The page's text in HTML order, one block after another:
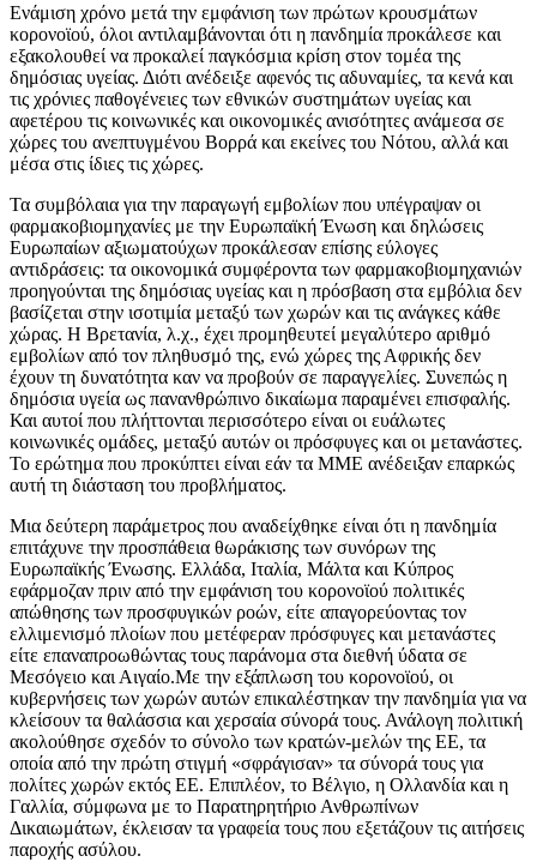
Ενάμιση χρόνο μετά την εμφάνιση των πρώτων κρουσμάτων
κορονοϊού, όλοι αντιλαμβάνονται ότι η πανδημία προκάλεσε και
εξακολουθεί να προκαλεί παγκόσμια κρίση στον τομέα της
δημόσιας υγείας. Διότι ανέδειξε αφενός τις αδυναμίες, τα κενά και
τις χρόνιες παθογένειες των εθνικών συστημάτων υγείας και
αφετέρου τις κοινωνικές και οικονομικές ανισότητες ανάμεσα σε
χώρες του ανεπτυγμένου Βορρά και εκείνες του Νότου, αλλά και
μέσα στις ίδιες τις χώρες.
Τα συμβόλαια για την παραγωγή εμβολίων που υπέγραψαν οι
φαρμακοβιομηχανίες με την Ευρωπαϊκή Ένωση και δηλώσεις
Ευρωπαίων αξιωματούχων προκάλεσαν επίσης εύλογες
αντιδράσεις: τα οικονομικά συμφέροντα των φαρμακοβιομηχανιών
προηγούνται της δημόσιας υγείας και η πρόσβαση στα εμβόλια δεν
βασίζεται στην ισοτιμία μεταξύ των χωρών και τις ανάγκες κάθε
χώρας. Η Βρετανία, λ.χ., έχει προμηθευτεί μεγαλύτερο αριθμό
εμβολίων από τον πληθυσμό της, ενώ χώρες της Αφρικής δεν
έχουν τη δυνατότητα καν να προβούν σε παραγγελίες. Συνεπώς η
δημόσια υγεία ως πανανθρώπινο δικαίωμα παραμένει επισφαλής.
Και αυτοί που πλήττονται περισσότερο είναι οι ευάλωτες
κοινωνικές ομάδες, μεταξύ αυτών οι πρόσφυγες και οι μετανάστες.
Το ερώτημα που προκύπτει είναι εάν τα ΜΜΕ ανέδειξαν επαρκώς
αυτή τη διάσταση του προβλήματος.
Μια δεύτερη παράμετρος που αναδείχθηκε είναι ότι η πανδημία
επιτάχυνε την προσπάθεια θωράκισης των συνόρων της
Ευρωπαϊκής Ένωσης. Ελλάδα, Ιταλία, Μάλτα και Κύπρος
εφάρμοζαν πριν από την εμφάνιση του κορονοϊού πολιτικές
απώθησης των προσφυγικών ροών, είτε απαγορεύοντας τον
ελλιμενισμό πλοίων που μετέφεραν πρόσφυγες και μετανάστες
είτε επαναπροωθώντας τους παράνομα στα διεθνή ύδατα σε
Μεσόγειο και Αιγαίο.Με την εξάπλωση του κορονοϊού, οι
κυβερνήσεις των χωρών αυτών επικαλέστηκαν την πανδημία για να
κλείσουν τα θαλάσσια και χερσαία σύνορά τους. Ανάλογη πολιτική
ακολούθησε σχεδόν το σύνολο των κρατών-μελών της ΕΕ, τα
οποία από την πρώτη στιγμή «σφράγισαν» τα σύνορά τους για
πολίτες χωρών εκτός ΕΕ. Επιπλέον, το Βέλγιο, η Ολλανδία και η
Γαλλία, σύμφωνα με το Παρατηρητήριο Ανθρωπίνων
Δικαιωμάτων, έκλεισαν τα γραφεία τους που εξετάζουν τις αιτήσεις
παροχής ασύλου.